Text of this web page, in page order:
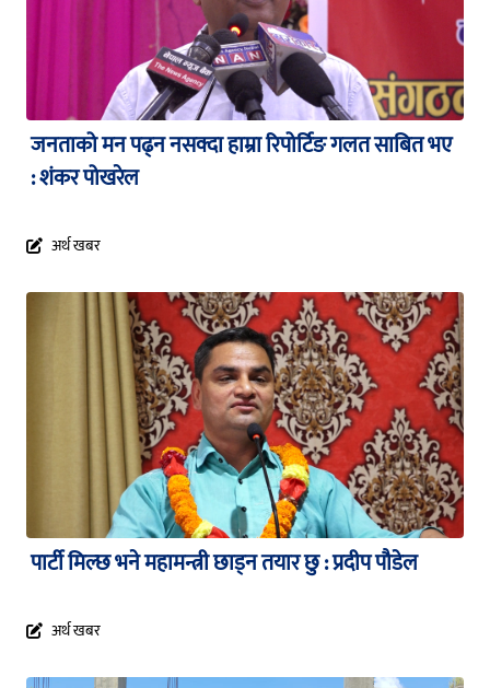
जनताको मन पढ्न नसक्दा हाम्रा रिपोर्टिङ गलत साबित भए
: शंकर पोखरेल
अर्थ खबर
पार्टी मिल्छ भने महामन्त्री छाड्न तयार छु : प्रदीप पौडेल
अर्थ खबर